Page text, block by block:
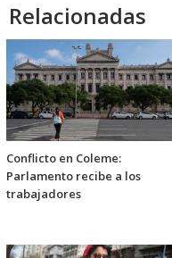
Relacionadas
Conflicto en Coleme:
Parlamento recibe a los
trabajadores